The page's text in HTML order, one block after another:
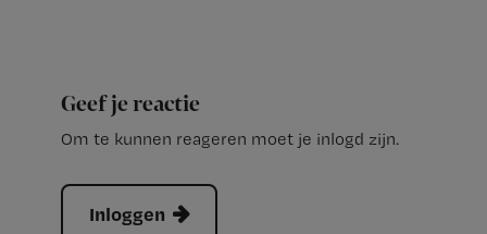
Geef je reactie
Om te kunnen reageren moet je inlogd zijn.
Inloggen